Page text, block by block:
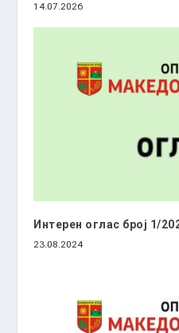
14.07.2026
Интерен оглас број 1/
23.08.2024